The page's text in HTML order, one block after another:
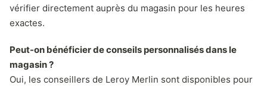
vérifier directement auprès du magasin pour les heures
exactes.
Peut-on bénéficier de conseils personnalisés dans le
magasin ?
Oui, les conseillers de Leroy Merlin sont disponibles pour